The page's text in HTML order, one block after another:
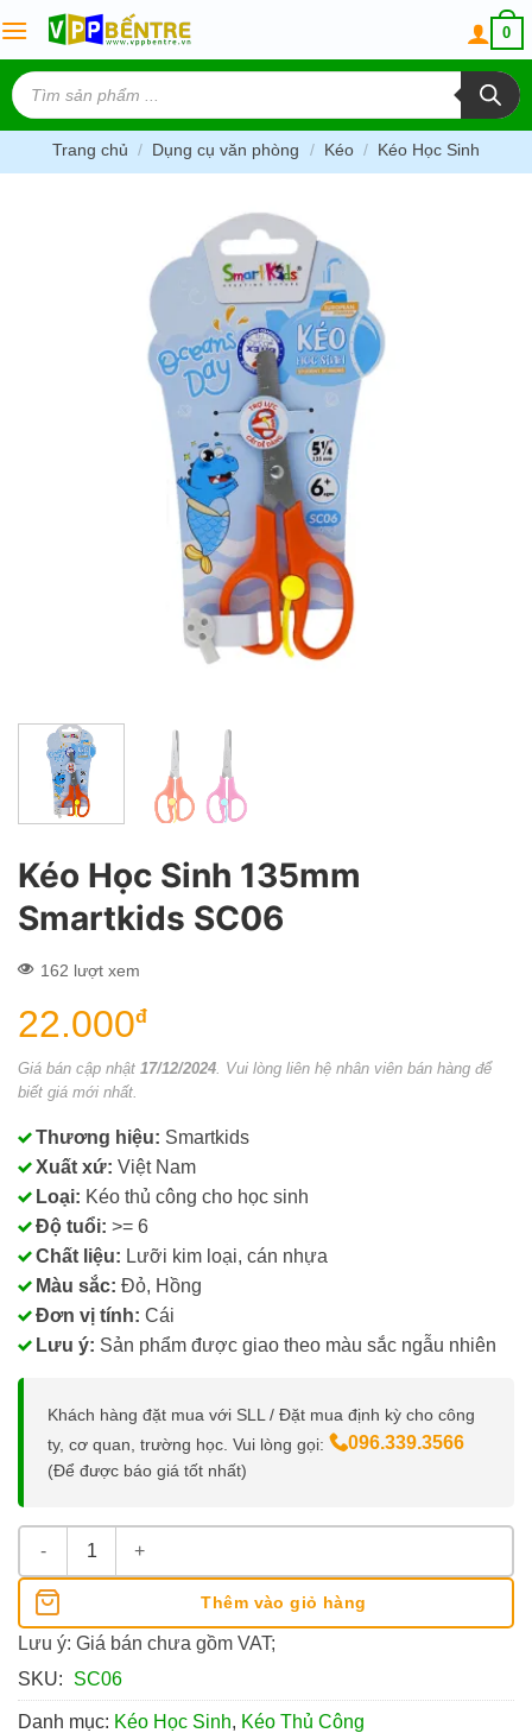
to
content
0
Tìm
kiếm
sản
phẩm
Trang chủ / Dụng cụ văn phòng / Kéo / Kéo Học Sinh
Kéo Học Sinh 135mm
Smartkids SC06
162 lượt xem
22.000đ
Giá bán cập nhật 17/12/2024 . Vui lòng liên hệ nhân viên bán hàng để
biết giá mới nhất.
Thương hiệu: Smartkids
Xuất xứ: Việt Nam
Loại: Kéo thủ công cho học sinh
Độ tuổi: >= 6
Chất liệu: Lưỡi kim loại, cán nhựa
Màu sắc: Đỏ, Hồng
Đơn vị tính: Cái
Lưu ý: Sản phẩm được giao theo màu sắc ngẫu nhiên
Khách hàng đặt mua với SLL / Đặt mua định kỳ cho công
ty, cơ quan, trường học. Vui lòng gọi:
096.339.3566
(Để được báo giá tốt nhất)
Kéo Học Sinh 135mm Smartkids SC06 số lượng
Thêm vào giỏ hàng
Lưu ý: Giá bán chưa gồm VAT;
SKU:
SC06
Danh mục: Kéo Học Sinh, Kéo Thủ Công